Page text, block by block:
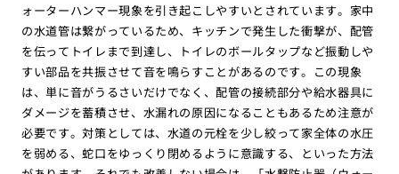
ォーターハンマー現象を引き起こしやすいとされています。家中
の水道管は繋がっているため、キッチンで発生した衝撃が、配管
を伝ってトイレまで到達し、トイレのボールタップなど振動しや
すい部品を共振させて音を鳴らすことがあるのです。この現象
は、単に音がうるさいだけでなく、配管の接続部分や給水器具に
ダメージを蓄積させ、水漏れの原因になることもあるため注意が
必要です。対策としては、水道の元栓を少し絞って家全体の水圧
を弱める、蛇口をゆっくり閉めるように意識する、といった方法